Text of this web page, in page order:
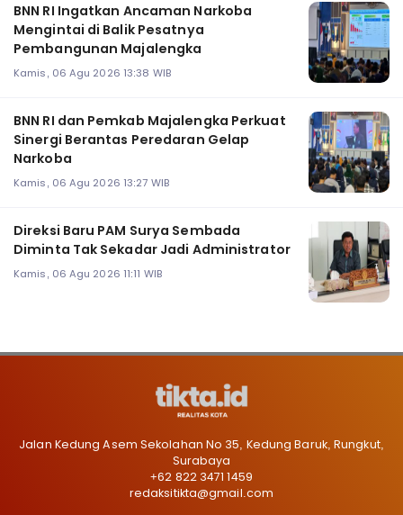
BNN RI Ingatkan Ancaman Narkoba
Mengintai di Balik Pesatnya
Pembangunan Majalengka
Kamis, 06 Agu 2026 13:38 WIB
BNN RI dan Pemkab Majalengka Perkuat
Sinergi Berantas Peredaran Gelap
Narkoba
Kamis, 06 Agu 2026 13:27 WIB
Direksi Baru PAM Surya Sembada
Diminta Tak Sekadar Jadi Administrator
Kamis, 06 Agu 2026 11:11 WIB
Jalan Kedung Asem Sekolahan No 35, Kedung Baruk, Rungkut,
Surabaya
+62 822 3471 1459
redaksitikta@gmail.com